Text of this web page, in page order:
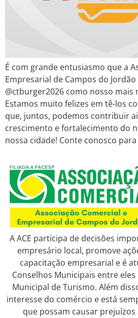
É com grande entusiasmo que a
Empresarial de Campos do
@ctburger2026 como nosso mais
Estamos muito felizes em tê-los
que, juntos, podemos contribuir
crescimento e fortalecimento do
nossa cidade! Conte conosco
A ACE participa de decisões
empresário local, promove
capacitação empresarial e é
Conselhos Municipais entre eles
Municipal de Turismo. Além
interesse do comércio e está
que possam causar